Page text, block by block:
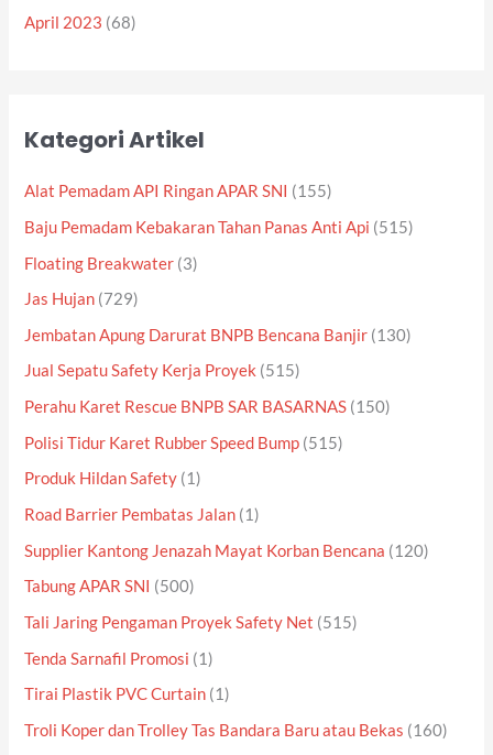
April 2023 (68)
Kategori Artikel
Alat Pemadam API Ringan APAR SNI (155)
Baju Pemadam Kebakaran Tahan Panas Anti Api (515)
Floating Breakwater (3)
Jas Hujan (729)
Jembatan Apung Darurat BNPB Bencana Banjir (130)
Jual Sepatu Safety Kerja Proyek (515)
Perahu Karet Rescue BNPB SAR BASARNAS (150)
Polisi Tidur Karet Rubber Speed Bump (515)
Produk Hildan Safety (1)
Road Barrier Pembatas Jalan (1)
Supplier Kantong Jenazah Mayat Korban Bencana (120)
Tabung APAR SNI (500)
Tali Jaring Pengaman Proyek Safety Net (515)
Tenda Sarnafil Promosi (1)
Tirai Plastik PVC Curtain (1)
Troli Koper dan Trolley Tas Bandara Baru atau Bekas (160)